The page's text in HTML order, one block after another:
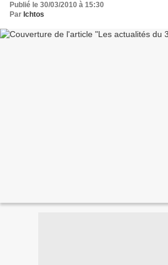
Publié le 30/03/2010 à 15:30
Par Ichtos